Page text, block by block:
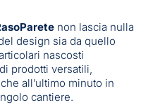
non lascia nulla
design sia da quello
nascosti
prodotti versatili,
all’ultimo minuto in
cantiere.